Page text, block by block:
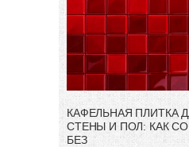
КАФЕЛЬНАЯ ПЛИТКА
СТЕНЫ И ПОЛ: КАК
БЕЗ